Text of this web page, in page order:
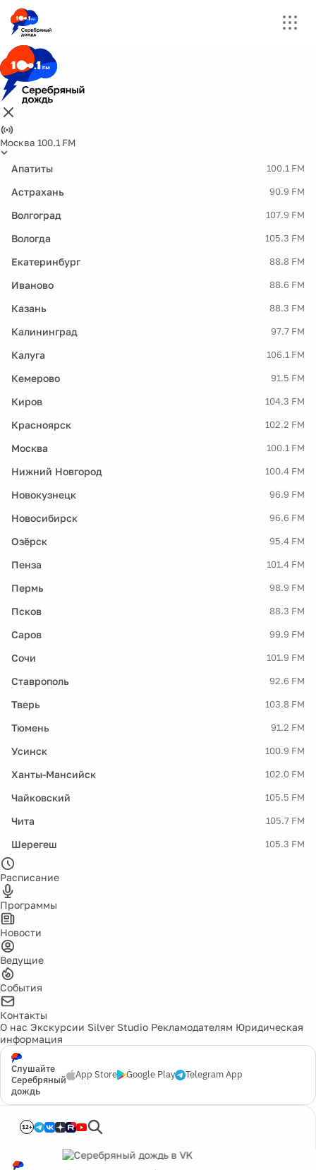
Москва 100.1 FM
Апатиты 100.1 FM
Астрахань 90.9 FM
Волгоград 107.9 FM
Вологда 105.3 FM
Екатеринбург 88.8 FM
Иваново 88.6 FM
Казань 88.3 FM
Калининград 97.7 FM
Калуга 106.1 FM
Кемерово 91.5 FM
Киров 104.3 FM
Красноярск 102.2 FM
Москва 100.1 FM
Нижний Новгород 100.4 FM
Новокузнецк 96.9 FM
Новосибирск 96.6 FM
Озёрск 95.4 FM
Пенза 101.4 FM
Пермь 98.9 FM
Псков 88.3 FM
Саров 99.9 FM
Сочи 101.9 FM
Ставрополь 92.6 FM
Тверь 103.8 FM
Тюмень 91.2 FM
Усинск 100.9 FM
Ханты-Мансийск 102.0 FM
Чайковский 105.5 FM
Чита 105.7 FM
Шерегеш 105.3 FM
Расписание
Программы
Новости
Ведущие
События
Контакты
О нас Экскурсии Silver Studio Рекламодателям Юридическая
информация
Слушайте
Серебряный
дождь
App Store Google Play Telegram App
12+